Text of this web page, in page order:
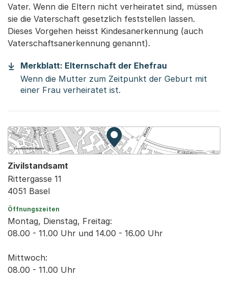
Vater. Wenn die Eltern nicht verheiratet sind, müssen
sie die Vaterschaft gesetzlich feststellen lassen.
Dieses Vorgehen heisst Kindesanerkennung (auch
Vaterschaftsanerkennung genannt).
Merkblatt: Elternschaft der Ehefrau
Wenn die Mutter zum Zeitpunkt der Geburt mit
einer Frau verheiratet ist.
Zur Karte von MapBS.
Externer Link, wird in einem
Zivilstandsamt
Rittergasse 11
4051 Basel
Öffnungszeiten
Montag, Dienstag, Freitag:
08.00 - 11.00 Uhr und 14.00 - 16.00 Uhr
Mittwoch:
08.00 - 11.00 Uhr